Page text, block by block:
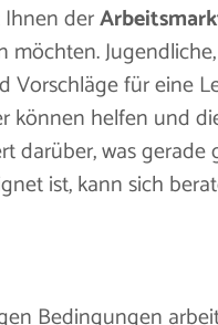
der
möchten.
Vorschläge für eine
können helfen und
darüber, was
ist, kann sich